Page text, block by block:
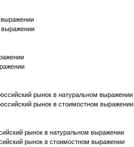
выражении
рынок в натуральном выражении
рынок в стоимостном выражении
рынок в натуральном выражении
рынок в стоимостном выражении